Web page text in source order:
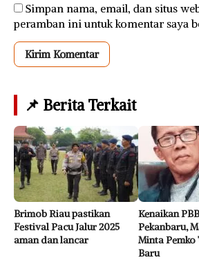
Simpan nama, email, dan situs
peramban ini untuk komentar saya
📌 Berita Terkait
Brimob Riau pastikan
Festival Pacu Jalur 2025
aman dan lancar
Kenaikan
Pekanbaru,
Minta
Baru